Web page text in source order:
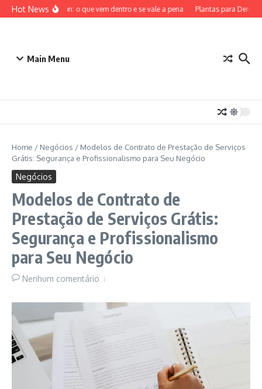
Ir para o conteúdo
Hot News
ETB Pokémon: o que vem dentro e se vale a pena Plantas para Dentro
Main Menu
Home / Negócios / Modelos de Contrato de Prestação de Serviços
Grátis: Segurança e Profissionalismo para Seu Negócio
Negócios
Modelos de Contrato de
Prestação de Serviços Grátis:
Segurança e Profissionalismo
para Seu Negócio
Nenhum comentário